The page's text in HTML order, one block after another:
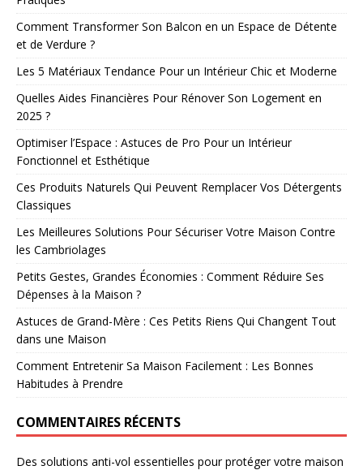
Comment Transformer Son Balcon en un Espace de Détente
et de Verdure ?
Les 5 Matériaux Tendance Pour un Intérieur Chic et Moderne
Quelles Aides Financières Pour Rénover Son Logement en
2025 ?
Optimiser l’Espace : Astuces de Pro Pour un Intérieur
Fonctionnel et Esthétique
Ces Produits Naturels Qui Peuvent Remplacer Vos Détergents
Classiques
Les Meilleures Solutions Pour Sécuriser Votre Maison Contre
les Cambriolages
Petits Gestes, Grandes Économies : Comment Réduire Ses
Dépenses à la Maison ?
Astuces de Grand-Mère : Ces Petits Riens Qui Changent Tout
dans une Maison
Comment Entretenir Sa Maison Facilement : Les Bonnes
Habitudes à Prendre
COMMENTAIRES RÉCENTS
Des solutions anti-vol essentielles pour protéger votre maison